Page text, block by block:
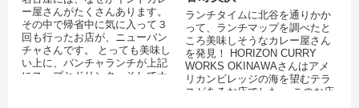
ー屋さんがたくさんあります。
その中で帰省中に気に入って３
回も行ったお店が、ニューバン
チャさんです。 とっても美味し
い上に、バンチャランチが上記
にスープとドリンク、そしてナ
ランチタイムに北谷を通りかか
って、ランチマップを調べたと
ころ美味しそうなカレー屋さん
を発見！ HORIZON CURRY
WORKS OKINAWAさんはアメ
リカンビレッジの海を望むテラ
スがあるお店でした。 このお店